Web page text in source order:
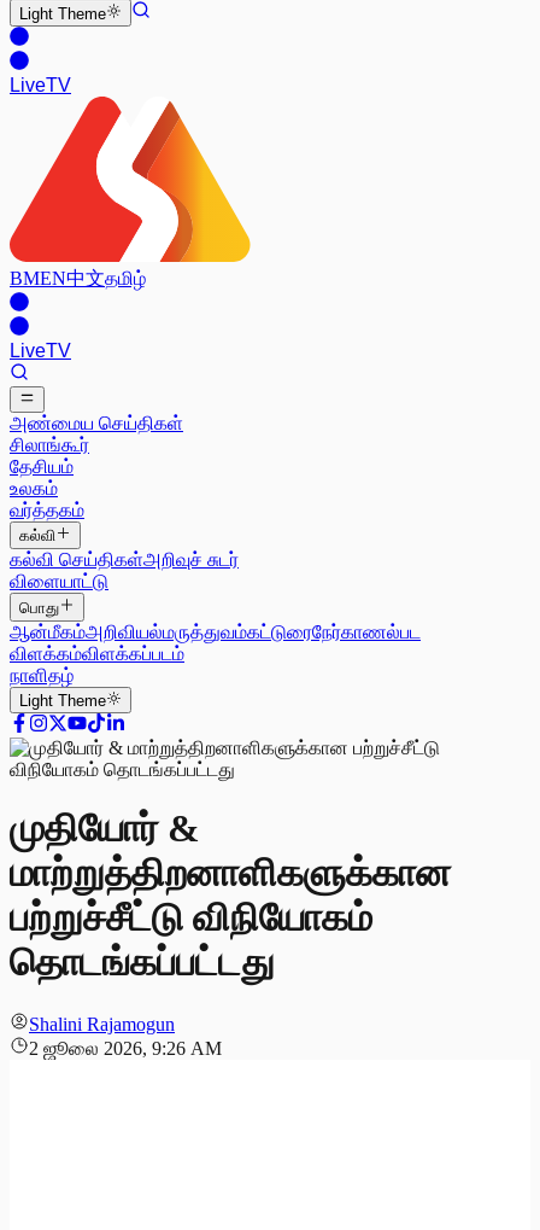
Light Theme
LiveTV
BMEN中文தமிழ்
LiveTV
அண்மைய செய்திகள்
சிலாங்கூர்
தேசியம்
உலகம்
வர்த்தகம்
கல்வி
கல்வி செய்திகள்அறிவுச் சுடர்
விளையாட்டு
பொது
ஆன்மீகம்அறிவியல்மருத்துவம்கட்டுரைநேர்காணல்பட
விளக்கம்விளக்கப்படம்
நாளிதழ்
Light Theme
முதியோர் &
மாற்றுத்திறனாளிகளுக்கான
பற்றுச்சீட்டு விநியோகம்
தொடங்கப்பட்டது
Shalini Rajamogun
2 ஜூலை 2026, 9:26 AM